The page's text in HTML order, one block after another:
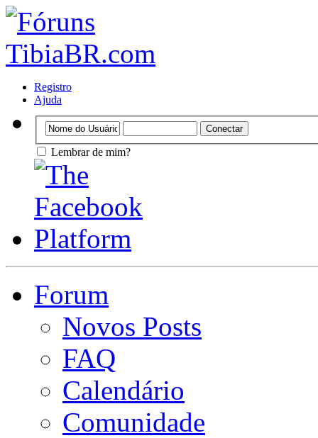
Registro
Ajuda
Lembrar de mim?
Forum
Novos Posts
FAQ
Calendário
Comunidade